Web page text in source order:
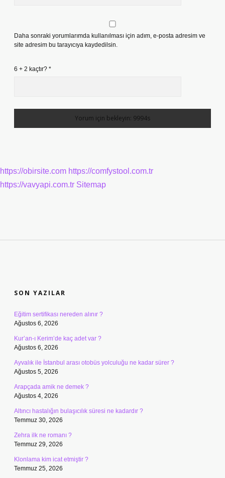
Daha sonraki yorumlarımda kullanılması için adım, e-posta adresim ve
site adresim bu tarayıcıya kaydedilsin.
6 + 2 kaçtır? *
https://obirsite.com https://comfystool.com.tr
https://vavyapi.com.tr Sitemap
SON YAZILAR
Eğitim sertifikası nereden alınır ?
Ağustos 6, 2026
Kur’an-ı Kerim’de kaç adet var ?
Ağustos 6, 2026
Ayvalık ile İstanbul arası otobüs yolculuğu ne kadar sürer ?
Ağustos 5, 2026
Arapçada amik ne demek ?
Ağustos 4, 2026
Altıncı hastalığın bulaşıcılık süresi ne kadardır ?
Temmuz 30, 2026
Zehra ilk ne romanı ?
Temmuz 29, 2026
Klonlama kim icat etmiştir ?
Temmuz 25, 2026